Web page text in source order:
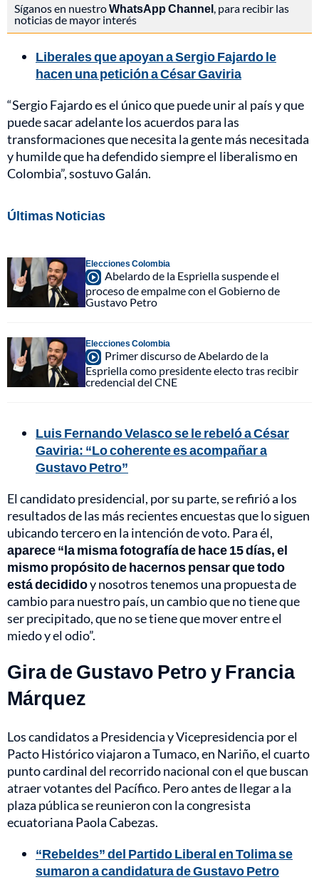
Síganos en nuestroWhatsApp Channel , para recibir las
noticias de mayor interés
Liberales que apoyan a Sergio Fajardo le
hacen una petición a César Gaviria
“Sergio Fajardo es el único que puede unir al país y que
puede sacar adelante los acuerdos para las
transformaciones que necesita la gente más necesitada
y humilde que ha defendido siempre el liberalismo en
Colombia”, sostuvo Galán.
Últimas Noticias
Elecciones Colombia
Abelardo de la Espriella suspende el
proceso de empalme con el Gobierno de
Gustavo Petro
Elecciones Colombia
Primer discurso de Abelardo de la
Espriella como presidente electo tras recibir
credencial del CNE
Luis Fernando Velasco se le rebeló a César
Gaviria: “Lo coherente es acompañar a
Gustavo Petro”
El candidato presidencial, por su parte, se refirió a los
resultados de las más recientes encuestas que lo siguen
ubicando tercero en la intención de voto. Para él,
aparece “la misma fotografía de hace 15 días, el
mismo propósito de hacernos pensar que todo
está decididoy nosotros tenemos una propuesta de
cambio para nuestro país, un cambio que no tiene que
ser precipitado, que no se tiene que mover entre el
miedo y el odio”.
Gira de Gustavo Petro y Francia
Márquez
Los candidatos a Presidencia y Vicepresidencia por el
Pacto Histórico viajaron a Tumaco, en Nariño, el cuarto
punto cardinal del recorrido nacional con el que buscan
atraer votantes del Pacífico. Pero antes de llegar a la
plaza pública se reunieron con la congresista
ecuatoriana Paola Cabezas.
“Rebeldes” del Partido Liberal en Tolima se
sumaron a candidatura de Gustavo Petro